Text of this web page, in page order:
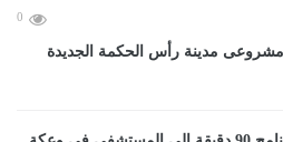
0
مدينة رأس الحكمة الجديدة